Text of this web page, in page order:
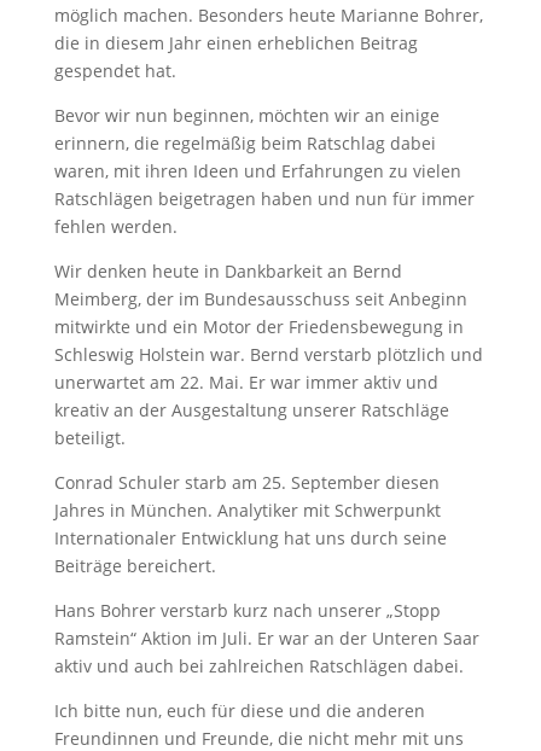
möglich machen. Besonders heute Marianne Bohrer,
die in diesem Jahr einen erheblichen Beitrag
gespendet hat.
Bevor wir nun beginnen, möchten wir an einige
erinnern, die regelmäßig beim Ratschlag dabei
waren, mit ihren Ideen und Erfahrungen zu vielen
Ratschlägen beigetragen haben und nun für immer
fehlen werden.
Wir denken heute in Dankbarkeit an Bernd
Meimberg, der im Bundesausschuss seit Anbeginn
mitwirkte und ein Motor der Friedensbewegung in
Schleswig Holstein war. Bernd verstarb plötzlich und
unerwartet am 22. Mai. Er war immer aktiv und
kreativ an der Ausgestaltung unserer Ratschläge
beteiligt.
Conrad Schuler starb am 25. September diesen
Jahres in München. Analytiker mit Schwerpunkt
Internationaler Entwicklung hat uns durch seine
Beiträge bereichert.
Hans Bohrer verstarb kurz nach unserer „Stopp
Ramstein“ Aktion im Juli. Er war an der Unteren Saar
aktiv und auch bei zahlreichen Ratschlägen dabei.
Ich bitte nun, euch für diese und die anderen
Freundinnen und Freunde, die nicht mehr mit uns